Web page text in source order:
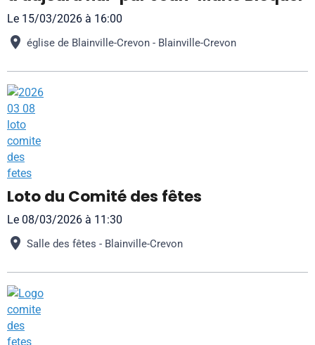
Le 15/03/2026 à 16:00
église de Blainville-Crevon - Blainville-Crevon
Loto du Comité des fêtes
Le 08/03/2026 à 11:30
Salle des fêtes - Blainville-Crevon